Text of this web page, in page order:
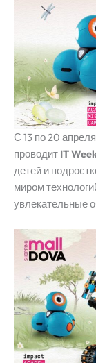
С 13 по 20
проводит IT
детей и
миром
увлекательные